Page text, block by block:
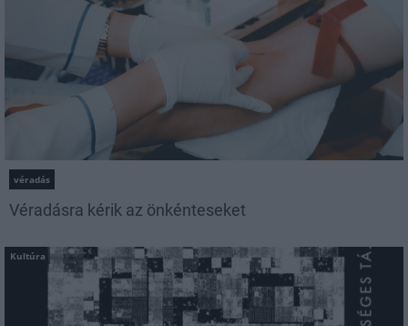
véradás
Véradásra kérik az önkénteseket
Kultúra